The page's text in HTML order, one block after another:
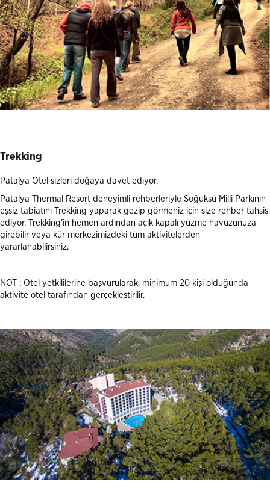
Trekking
Patalya Otel sizleri doğaya davet ediyor.
Patalya Thermal Resort deneyimli rehberleriyle Soğuksu Milli Parkının
eşsiz tabiatını Trekking yaparak gezip görmeniz için size rehber tahsis
ediyor. Trekking'in hemen ardından açık kapalı yüzme havuzunuza
girebilir veya kür merkezimizdeki tüm aktivitelerden
yararlanabilirsiniz.
NOT : Otel yetkililerine başvurularak, minimum 20 kişi olduğunda
aktivite otel tarafından gerçekleştirilir.